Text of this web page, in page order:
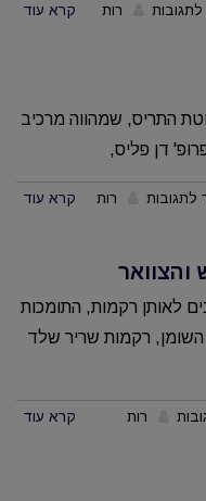
לתגובותעל
וטיפול
של
יותרת
התריס
–
רות קרא עוד
התריס, שמהווה מרכיב
דן פליס,
לתגובותעל
זה
רות קרא עוד
והצוואר
לאותן רקמות, התומכות
השומן, רקמות שריר שלד
רות קרא עוד